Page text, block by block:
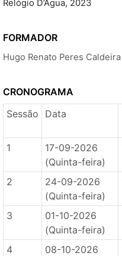
Relógio D’Água, 2023
FORMADOR
Hugo Renato Peres Caldeira
CRONOGRAMA
Sessão
Data
1
17-09-2026
(Quinta-feira)
2
24-09-2026
(Quinta-feira)
3
01-10-2026
(Quinta-feira)
4
08-10-2026